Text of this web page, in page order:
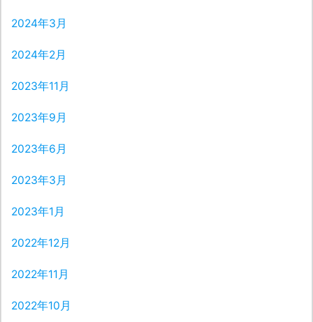
2024年3月
2024年2月
2023年11月
2023年9月
2023年6月
2023年3月
2023年1月
2022年12月
2022年11月
2022年10月